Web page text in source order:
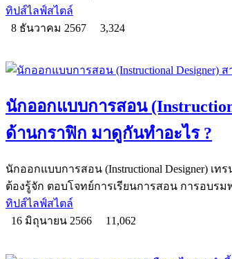
ทิปส์ไลฟ์สไตล์
8 ธันวาคม 2567
3,324
นักออกแบบการสอน
ด้านกราฟิก มาดูกันทำอะไร ?
นักออกแบบการสอน (Instructional Designer)
ต้องรู้จัก ตอบโจทย์การเรียนการสอน การอบร
ทิปส์ไลฟ์สไตล์
16 มิถุนายน 2566
11,062